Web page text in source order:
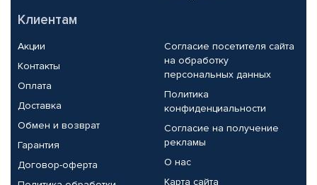
Клиентам
Акции
Контакты
Оплата
Доставка
Обмен и возврат
Гарантия
Договор-оферта
Согласие посетителя сайта
на обработку
персональных данных
Политика
конфиденциальности
Согласие на получение
рекламы
О нас
Карта сайта